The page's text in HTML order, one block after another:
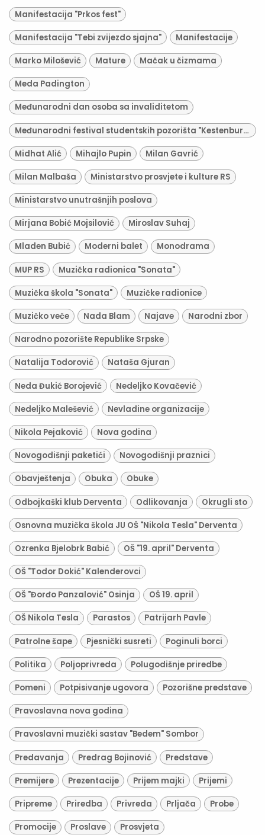
Manifestacija "Prkos fest"
Manifestacija "Tebi zvijezdo sjajna" Manifestacije
Marko Milošević Mature Mačak u čizmama
Meda Padington
Međunarodni dan osoba sa invaliditetom
Međunarodni festival studentskih pozorišta "Kestenburg"
Midhat Alić Mihajlo Pupin Milan Gavrić
Milan Malbaša Ministarstvo prosvjete i kulture RS
Ministarstvo unutrašnjih poslova
Mirjana Bobić Mojsilović Miroslav Suhaj
Mladen Bubić Moderni balet Monodrama
MUP RS Muzička radionica "Sonata"
Muzička škola "Sonata" Muzičke radionice
Muzičko veče Nada Blam Najave Narodni zbor
Narodno pozorište Republike Srpske
Natalija Todorović Nataša Gjuran
Neda Đukić Borojević Nedeljko Kovačević
Nedeljko Malešević Nevladine organizacije
Nikola Pejaković Nova godina
Novogodišnji paketići Novogodišnji praznici
Obavještenja Obuka Obuke
Odbojkaški klub Derventa Odlikovanja Okrugli sto
Osnovna muzička škola JU OŠ "Nikola Tesla" Derventa
Ozrenka Bjelobrk Babić OŠ "19. april" Derventa
OŠ "Todor Dokić" Kalenderovci
OŠ "Đorđo Panzalović" Osinja OŠ 19. april
OŠ Nikola Tesla Parastos Patrijarh Pavle
Patrolne šape Pjesnički susreti Poginuli borci
Politika Poljoprivreda Polugodišnje priredbe
Pomeni Potpisivanje ugovora Pozorišne predstave
Pravoslavna nova godina
Pravoslavni muzički sastav "Bedem" Sombor
Predavanja Predrag Bojinović Predstave
Premijere Prezentacije Prijem majki Prijemi
Pripreme Priredba Privreda Prljača Probe
Promocije Proslave Prosvjeta